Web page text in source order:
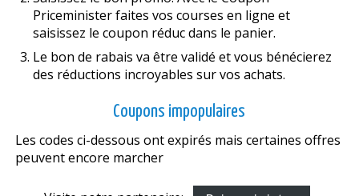
Priceminister faites vos courses en ligne et
saisissez le coupon réduc dans le panier.
Le bon de rabais va être validé et vous bénéficierez
des réductions incroyables sur vos achats.
Coupons impopulaires
Les codes ci-dessous ont expirés mais certaines offres
peuvent encore marcher